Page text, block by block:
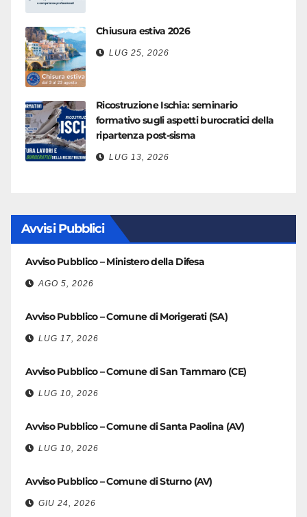
Chiusura estiva 2026
LUG 25, 2026
Ricostruzione Ischia: seminario
formativo sugli aspetti burocratici della
ripartenza post-sisma
LUG 13, 2026
Avvisi Pubblici
Avviso Pubblico – Ministero della Difesa
AGO 5, 2026
Avviso Pubblico – Comune di Morigerati (SA)
LUG 17, 2026
Avviso Pubblico – Comune di San Tammaro (CE)
LUG 10, 2026
Avviso Pubblico – Comune di Santa Paolina (AV)
LUG 10, 2026
Avviso Pubblico – Comune di Sturno (AV)
GIU 24, 2026